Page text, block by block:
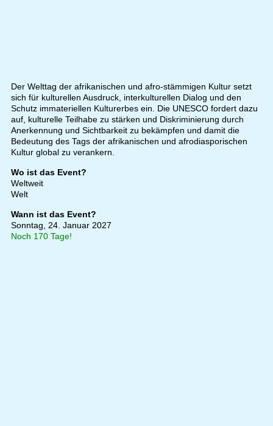
Der Welttag der afrikanischen und afro-stämmigen Kultur setzt
sich für kulturellen Ausdruck, interkulturellen Dialog und den
Schutz immateriellen Kulturerbes ein. Die UNESCO fordert dazu
auf, kulturelle Teilhabe zu stärken und Diskriminierung durch
Anerkennung und Sichtbarkeit zu bekämpfen und damit die
Bedeutung des Tags der afrikanischen und afrodiasporischen
Kultur global zu verankern.
Wo ist das Event?
Weltweit
Welt
Wann ist das Event?
Sonntag, 24. Januar 2027
Noch 170 Tage!